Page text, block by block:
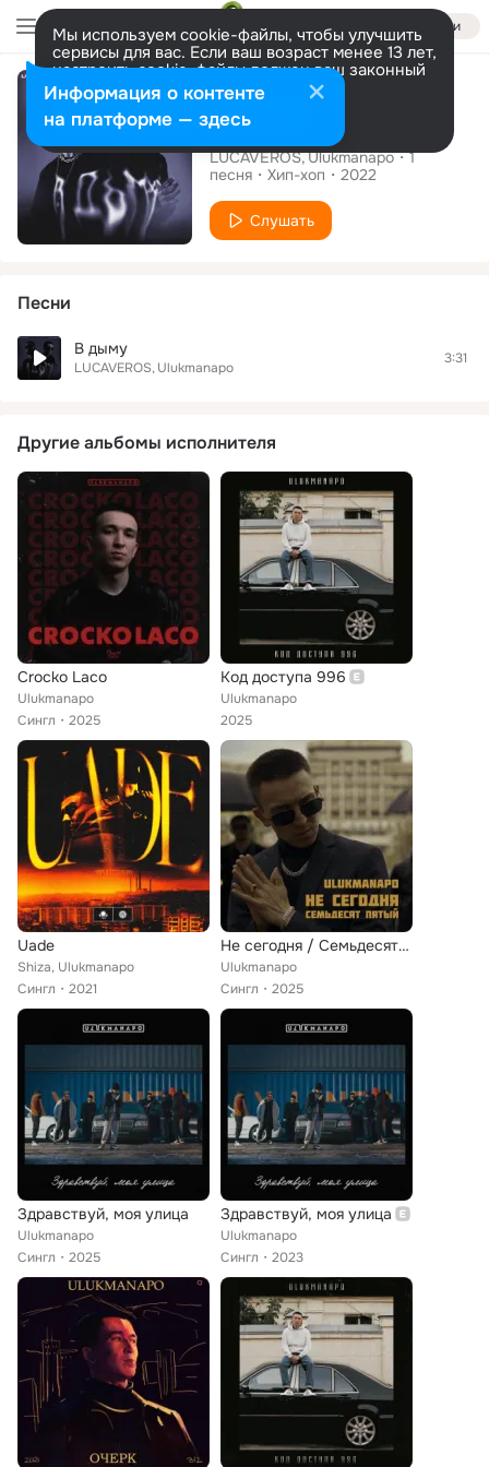
Войти
Мы используем cookie-файлы, чтобы улучшить
сервисы для вас. Если ваш возраст менее 13 лет,
настроить cookie-файлы должен ваш законный
представитель. Больше информации
Разрешить все Настроить
Сингл
В дыму
LUCAVEROS Ulukmanapo
1
песня
Хип-хоп 2022
Слушать
Песни
В дыму
LUCAVEROS Ulukmanapo
3:31
Другие альбомы исполнителя
Crocko Laco
Ulukmanapo
Сингл
2025
Код доступа 996
Ulukmanapo
2025
Uade
Shiza, Ulukmanapo
Сингл
2021
Не сегодня / Семьдесят пятый
Ulukmanapo
Сингл
2025
Здравствуй, моя улица
Ulukmanapo
Сингл
2025
Здравствуй, моя улица
Ulukmanapo
Сингл
2023
Информация о контенте
на платформе — здесь